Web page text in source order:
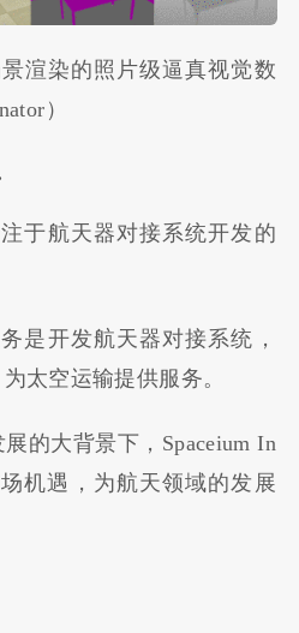
渲染的照片级逼真视觉数
）
于航天器对接系统开发的
是开发航天器对接系统，
太空运输提供服务。
的大背景下，Spaceium In
机遇，为航天领域的发展